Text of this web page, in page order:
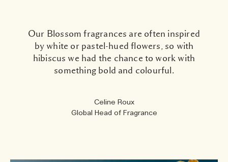
Our Blossom fragrances are often inspired
by white or pastel-hued flowers, so with
hibiscus we had the chance to work with
something bold and colourful.
Celine Roux
Global Head of Fragrance